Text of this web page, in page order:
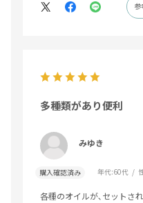
参
多種類があり便利
みゆき
購入確認済み 年代:60代
各種のオイルが､セットさ